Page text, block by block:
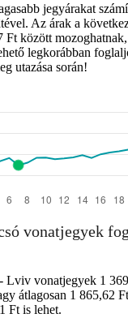
jegyárakat
Az árak a
Ft között
legkorábban
utazása során!
vonatjegyek
Lviv vonatjegyek 1
átlagosan 1 865,62
Ft is lehet.